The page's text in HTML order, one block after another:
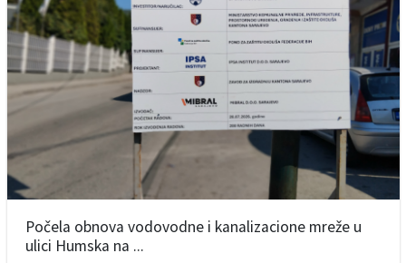
Počela obnova vodovodne i kanalizacione mreže u
ulici Humska na ...